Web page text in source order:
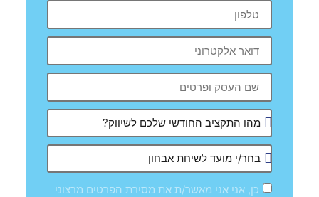
כן, אני אני מאשר/ת את מסירת הפרטים מרצוני